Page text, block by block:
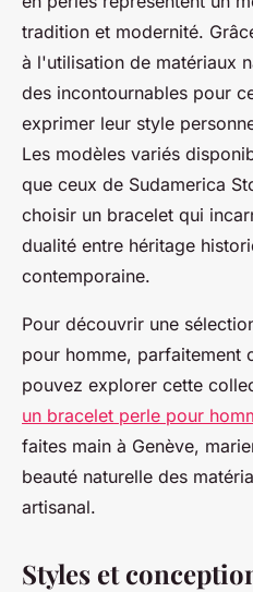
tradition et modernité.
à l'utilisation de matériaux
des incontournables pour
exprimer leur style
Les modèles variés
que ceux de Sudamerica
choisir un bracelet qui
dualité entre héritage
contemporaine.
Pour découvrir une
pour homme, parfaitement
pouvez explorer cette
un bracelet perle pour
faites main à Genève,
beauté naturelle des
artisanal.
Styles et